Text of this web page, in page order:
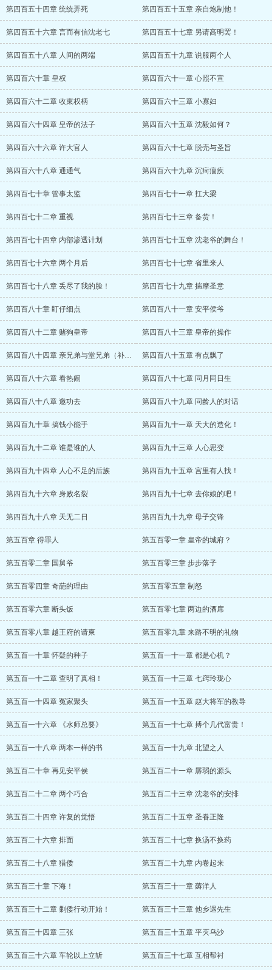
第四百五十四章 统统弄死 第四百五十五章 亲自炮制他！
第四百五十六章 言而有信沈老七 第四百五十七章 另请高明罢！
第四百五十八章 人间的两端 第四百五十九章 说服两个人
第四百六十章 皇权 第四百六十一章 心照不宣
第四百六十二章 收束权柄 第四百六十三章 小寡妇
第四百六十四章 皇帝的法子 第四百六十五章 沈毅如何？
第四百六十六章 许大官人 第四百六十七章 脱壳与圣旨
第四百六十八章 通通气 第四百六十九章 沉疴痼疾
第四百七十章 管事太监 第四百七十一章 扛大梁
第四百七十二章 重视 第四百七十三章 备货！
第四百七十四章 内部渗透计划 第四百七十五章 沈老爷的舞台！
第四百七十六章 两个月后 第四百七十七章 省里来人
第四百七十八章 丢尽了我的脸！ 第四百七十九章 揣摩圣意
第四百八十章 盯仔细点 第四百八十一章 安平侯爷
第四百八十二章 赌狗皇帝 第四百八十三章 皇帝的操作
第四百八十四章 亲兄弟与堂兄弟（补～） 第四百八十五章 有点飘了
第四百八十六章 看热闹 第四百八十七章 同月同日生
第四百八十八章 邀功去 第四百八十九章 同龄人的对话
第四百九十章 搞钱小能手 第四百九十一章 天大的造化！
第四百九十二章 谁是谁的人 第四百九十三章 人心思变
第四百九十四章 人心不足的后族 第四百九十五章 宫里有人找！
第四百九十六章 身败名裂 第四百九十七章 去你娘的吧！
第四百九十八章 天无二日 第四百九十九章 母子交锋
第五百章 得罪人 第五百零一章 皇帝的城府？
第五百零二章 国舅爷 第五百零三章 步步落子
第五百零四章 奇葩的理由 第五百零五章 制怒
第五百零六章 断头饭 第五百零七章 两边的酒席
第五百零八章 越王府的请柬 第五百零九章 来路不明的礼物
第五百一十章 怀疑的种子 第五百一十一章 都是心机？
第五百一十二章 查明了真相！ 第五百一十三章 七窍玲珑心
第五百一十四章 冤家聚头 第五百一十五章 赵大将军的教导
第五百一十六章 《水师总要》 第五百一十七章 搏个几代富贵！
第五百一十八章 两本一样的书 第五百一十九章 北望之人
第五百二十章 再见安平侯 第五百二十一章 孱弱的源头
第五百二十二章 两个巧合 第五百二十三章 沈老爷的安排
第五百二十四章 许复的觉悟 第五百二十五章 圣眷正隆
第五百二十六章 排面 第五百二十七章 换汤不换药
第五百二十八章 猎倭 第五百二十九章 内卷起来
第五百三十章 下海！ 第五百三十一章 薅洋人
第五百三十二章 剿倭行动开始！ 第五百三十三章 他乡遇先生
第五百三十四章 三张 第五百三十五章 平灭乌沙
第五百三十六章 车轮以上立斩 第五百三十七章 互相帮衬